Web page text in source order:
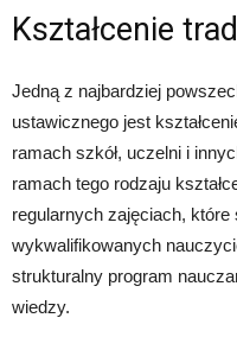
Kształcenie
Jedną z najbardziej
ustawicznego jest
ramach szkół, uczelni i
ramach tego rodzaju
regularnych zajęciach,
wykwalifikowanych
strukturalny program
wiedzy.